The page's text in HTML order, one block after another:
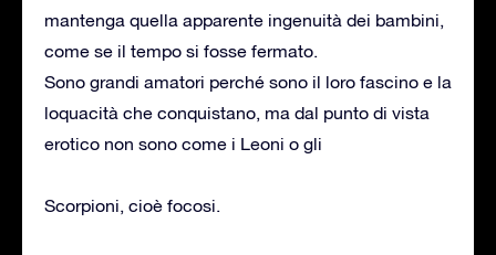
mantenga quella apparente ingenuità dei bambini,
come se il tempo si fosse fermato.
Sono grandi amatori perché sono il loro fascino e la
loquacità che conquistano, ma dal punto di vista
erotico non sono come i Leoni o gli
Scorpioni, cioè focosi.